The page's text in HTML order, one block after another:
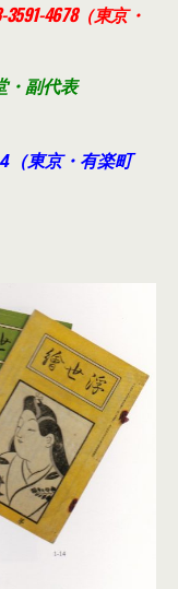
3591-4678（東京・
堂・副代表
（東京・有楽町